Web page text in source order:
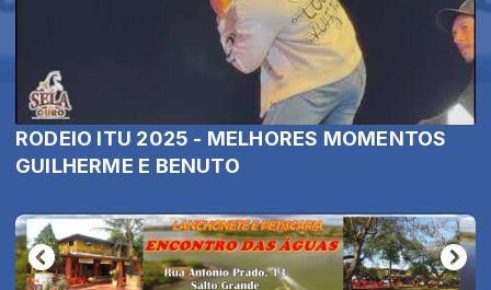
RODEIO ITU 2025 - MELHORES MOMENTOS
GUILHERME E BENUTO